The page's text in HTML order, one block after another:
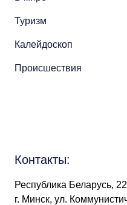
Туризм
Калейдоскоп
Происшествия
Контакты:
Республика Беларусь,
г. Минск, ул.